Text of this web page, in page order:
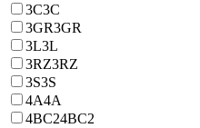
3C3C
3GR3GR
3L3L
3RZ3RZ
3S3S
4A4A
4BC24BC2